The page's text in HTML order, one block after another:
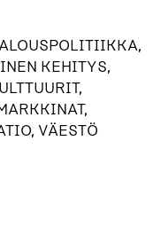
KEHITYS,
VÄESTÖ